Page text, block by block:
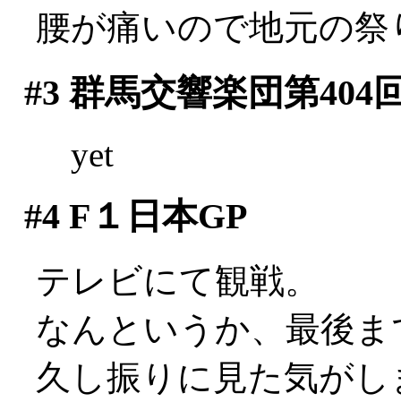
腰が痛いので地元の
#3 群馬交響楽団第404
yet
#4F１日本GP
テレビにて観戦。
なんというか、最後
久し振りに見た気がし